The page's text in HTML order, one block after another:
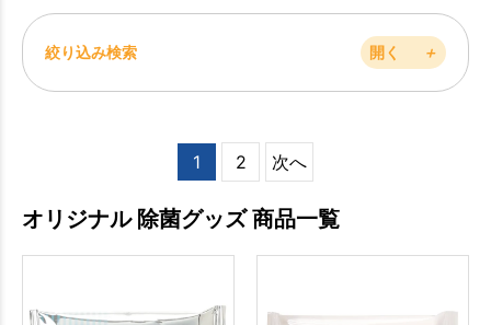
絞り込み検索 開く ＋
1 2 次へ
オリジナル 除菌グッズ 商品一覧